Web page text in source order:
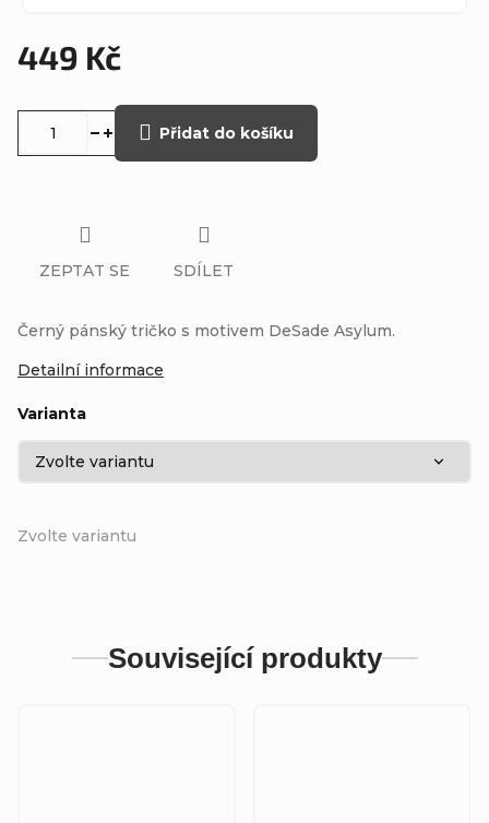
449 Kč
Zvolte variantu
Varianta
Přidat do košíku
Černý pánský tričko s motivem DeSade Asylum.
Detailní informace
ZEPTAT SE SDÍLET
Související produkty